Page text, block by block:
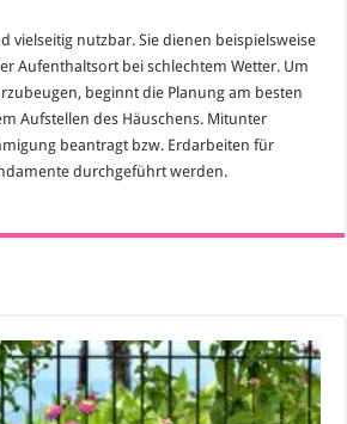
vielseitig nutzbar. Sie dienen beispielsweise
Aufenthaltsort bei schlechtem Wetter. Um
beginnt die Planung am besten
Aufstellen des Häuschens. Mitunter
beantragt bzw. Erdarbeiten für
durchgeführt werden.